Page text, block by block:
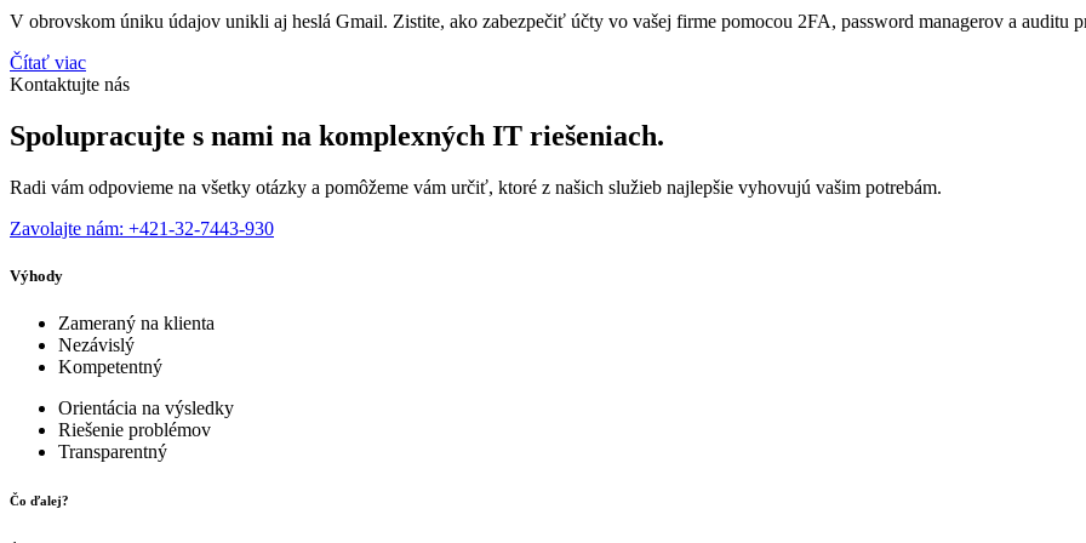
V obrovskom úniku údajov unikli aj heslá Gmail. Zistite, ako zabezpečiť účty vo vašej firme pomocou 2FA, password managerov a auditu
Čítať viac
Kontaktujte nás
Spolupracujte s nami na komplexných IT riešeniach.
Radi vám odpovieme na všetky otázky a pomôžeme vám určiť, ktoré z našich služieb najlepšie vyhovujú vašim potrebám.
Zavolajte nám: +421-32-7443-930
Výhody
Zameraný na klienta
Nezávislý
Kompetentný
Orientácia na výsledky
Riešenie problémov
Transparentný
Čo ďalej?